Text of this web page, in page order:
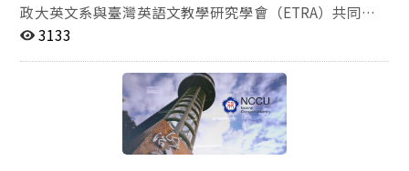
政大英文系與臺灣英語文教學研究學會（ETRA）共同舉
辦之國際學術研討會將於2024年11月22日至23日舉行。
次研討會的主題為「英語教學界的新常態: 打造新時代的
英語學習與教學環境」 New Normal in TESOL: Learners
and Teachers Inside and Outside the Boundaries of the
Conventional English Classroom 詳細徵稿子題及相關資
訊請參見附檔或官網。 研討會日期：2024年11月22日
3133